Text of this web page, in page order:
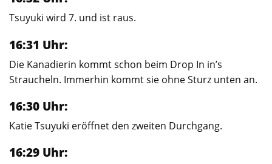
Tsuyuki wird 7. und ist raus.
16:31 Uhr:
Die Kanadierin kommt schon beim Drop In in’s
Straucheln. Immerhin kommt sie ohne Sturz unten an.
16:30 Uhr:
Katie Tsuyuki eröffnet den zweiten Durchgang.
16:29 Uhr: